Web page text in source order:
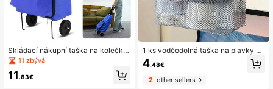
Skládací nákupní taška na kolečká
ch, přenosný nákupní vozík/trolley
do supermarketu
11 zbývá
11 .83€
1 ks voděodolná taška na plavky a r
učník s rukojetí a zipem, z oxfordsk
é látky, pro mokré i suché věci, vod
ěodolná taška na oblečení, vhodná
na cestování, fitness a pláž
4.48€
2other sellers